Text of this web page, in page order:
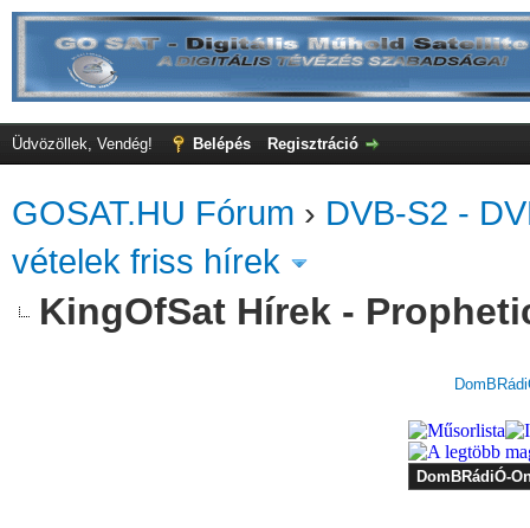
Üdvözöllek, Vendég! Belépés Regisztráció
GOSAT.HU Fórum › DVB-S2 -
vételek friss hírek
KingOfSat Hírek -